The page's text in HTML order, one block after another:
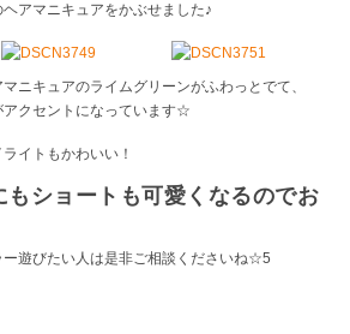
ヘアマニキュアをかぶせました♪
ニキュアのライムグリーンがふわっとでて、
クセントになっています☆
イトもかわいい！
もショートも可愛くなるのでお
遊びたい人は是非ご相談くださいね☆5